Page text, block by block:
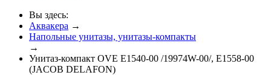
Вы здесь:
Аквакера →
Напольные унитазы, унитазы-компакты
→
Унитаз-компакт OVE E1540-00 /19974W-00/, E1558-00
(JACOB DELAFON)